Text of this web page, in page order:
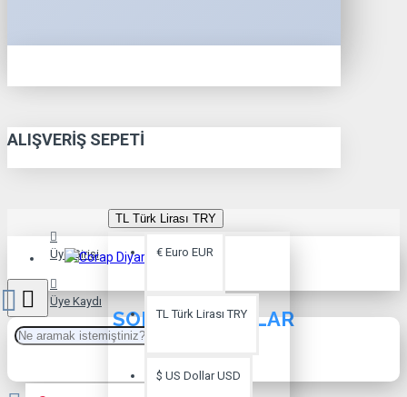
ALIŞVERIŞ SEPETI
Üye Girişi
Üye Kaydı
TL Türk Lirası TRY
€ Euro EUR
TL Türk Lirası TRY
$ US Dollar USD
SOKET ÇORAPLAR